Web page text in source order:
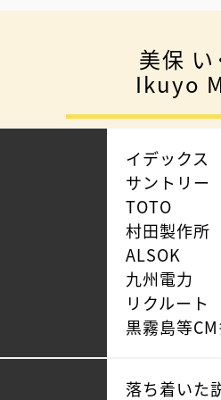
美保 い
Ikuyo
イデックス
サントリー
TOTO
村田製作所
ALSOK
九州電力
リクルート
黒霧島等
落ち着いた